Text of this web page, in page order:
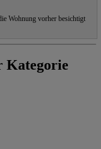
Wohnung vorher besichtigt
Kategorie